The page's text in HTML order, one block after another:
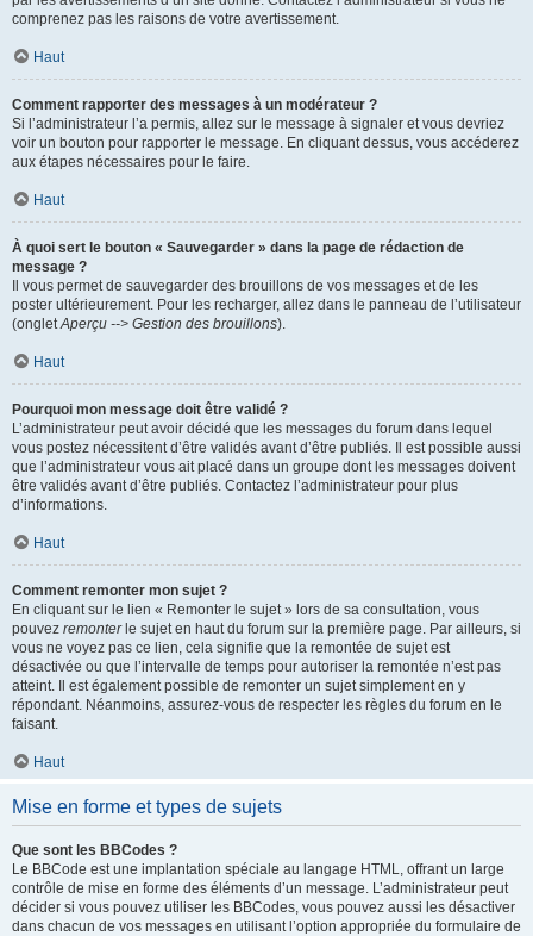
comprenez pas les raisons de votre avertissement.
Haut
Comment rapporter des messages à un modérateur ?
Si l’administrateur l’a permis, allez sur le message à signaler et vous devriez
voir un bouton pour rapporter le message. En cliquant dessus, vous accéderez
aux étapes nécessaires pour le faire.
Haut
À quoi sert le bouton « Sauvegarder » dans la page de rédaction de
message ?
Il vous permet de sauvegarder des brouillons de vos messages et de les
poster ultérieurement. Pour les recharger, allez dans le panneau de l’utilisateur
(ongletAperçu --> Gestion des brouillons).
Haut
Pourquoi mon message doit être validé ?
L’administrateur peut avoir décidé que les messages du forum dans lequel
vous postez nécessitent d’être validés avant d’être publiés. Il est possible aussi
que l’administrateur vous ait placé dans un groupe dont les messages doivent
être validés avant d’être publiés. Contactez l’administrateur pour plus
d’informations.
Haut
Comment remonter mon sujet ?
En cliquant sur le lien « Remonter le sujet » lors de sa consultation, vous
pouvez remonterle sujet en haut du forum sur la première page. Par ailleurs, si
vous ne voyez pas ce lien, cela signifie que la remontée de sujet est
désactivée ou que l’intervalle de temps pour autoriser la remontée n’est pas
atteint. Il est également possible de remonter un sujet simplement en y
répondant. Néanmoins, assurez-vous de respecter les règles du forum en le
faisant.
Haut
Mise en forme et types de sujets
Que sont les BBCodes ?
Le BBCode est une implantation spéciale au langage HTML, offrant un large
contrôle de mise en forme des éléments d’un message. L’administrateur peut
décider si vous pouvez utiliser les BBCodes, vous pouvez aussi les désactiver
dans chacun de vos messages en utilisant l’option appropriée du formulaire de